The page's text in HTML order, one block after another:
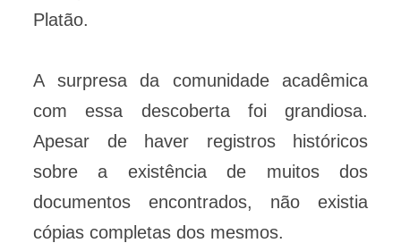
Platão.
A surpresa da comunidade acadêmica
com essa descoberta foi grandiosa.
Apesar de haver registros históricos
sobre a existência de muitos dos
documentos encontrados, não existia
cópias completas dos mesmos.